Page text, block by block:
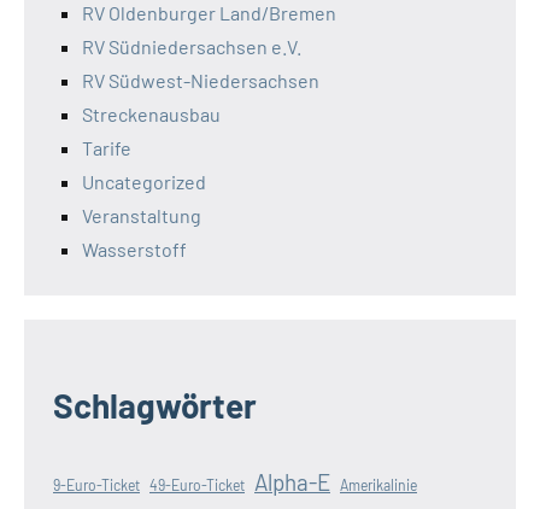
RV Oldenburger Land/Bremen
RV Südniedersachsen e.V.
RV Südwest-Niedersachsen
Streckenausbau
Tarife
Uncategorized
Veranstaltung
Wasserstoff
Schlagwörter
9-Euro-Ticket 49-Euro-Ticket Alpha-E Amerikalinie